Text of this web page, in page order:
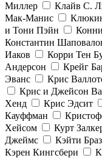
Миллер
Клайв С.
Мак-Манис
и Тони Пэйн
Константин
Иаков
Корри Тен
Андерсон
Крейг
Эванс
Крис
Крис и Джейсон
Хенд
Крис Эдсит
Кауффман
Хейсом
Курт
Джеймс
Кэйти
Кэрен Кингсбери